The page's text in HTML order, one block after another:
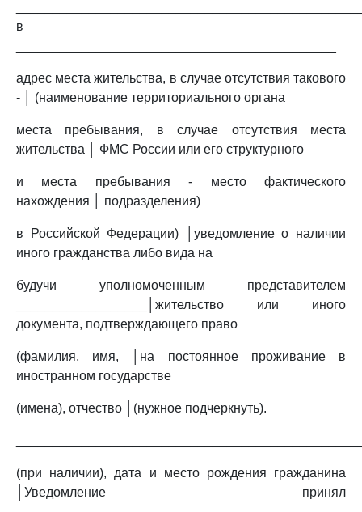
в
адрес места жительства, в случае отсутствия такового
- │ (наименование территориального органа
места пребывания, в случае отсутствия места
жительства │ ФМС России или его структурного
и места пребывания - место фактического
нахождения │ подразделения)
в Российской Федерации) │уведомление о наличии
иного гражданства либо вида на
будучи уполномоченным представителем
__________________│жительство или иного
документа, подтверждающего право
(фамилия, имя, │на постоянное проживание в
иностранном государстве
(имена), отчество │(нужное подчеркнуть).
(при наличии), дата и место рождения гражданина
│Уведомление принял